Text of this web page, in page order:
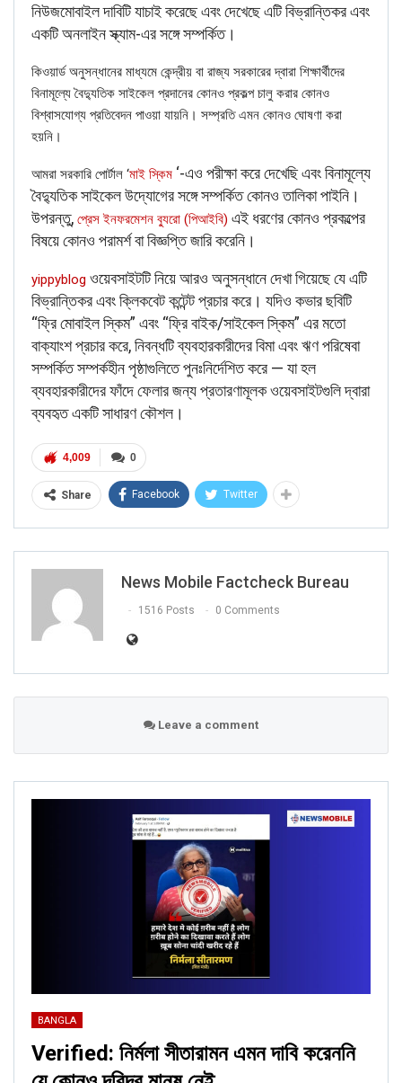
নিউজমোবাইল দাবিটি যাচাই করেছে এবং দেখেছে এটি বিভ্রান্তিকর এবং
একটি অনলাইন স্ক্যাম-‌এর সঙ্গে সম্পর্কিত।
কিওয়ার্ড অনুসন্ধানের মাধ্যমে কেন্দ্রীয় বা রাজ্য সরকারের দ্বারা শিক্ষার্থীদের
বিনামূল্যে বৈদ্যুতিক সাইকেল প্রদানের কোনও প্রকল্প চালু করার কোনও
বিশ্বাসযোগ্য প্রতিবেদন পাওয়া যায়নি। সম্প্রতি এমন কোনও ঘোষণা করা
হয়নি।
আমরা সরকারি পোর্টাল ‘মাই স্কিম ‘-এও পরীক্ষা করে দেখেছি এবং বিনামূল্যে
বৈদ্যুতিক সাইকেল উদ্যোগের সঙ্গে সম্পর্কিত কোনও তালিকা পাইনি।
উপরন্তু, প্রেস ইনফরমেশন ব্যুরো (পিআইবি) এই ধরণের কোনও প্রকল্পের
বিষয়ে কোনও পরামর্শ বা বিজ্ঞপ্তি জারি করেনি।
yippyblog ওয়েবসাইটটি নিয়ে আরও অনুসন্ধানে দেখা গিয়েছে যে এটি
বিভ্রান্তিকর এবং ক্লিকবেট কন্টেন্ট প্রচার করে। যদিও কভার ছবিটি
“ফ্রি মোবাইল স্কিম” এবং “ফ্রি বাইক/সাইকেল স্কিম” এর মতো
বাক্যাংশ প্রচার করে, নিবন্ধটি ব্যবহারকারীদের বিমা এবং ঋণ পরিষেবা
সম্পর্কিত সম্পর্কহীন পৃষ্ঠাগুলিতে পুনঃনির্দেশিত করে — যা হল
ব্যবহারকারীদের ফাঁদে ফেলার জন্য প্রতারণামূলক ওয়েবসাইটগুলি দ্বারা
ব্যবহৃত একটি সাধারণ কৌশল।
0
4,009
Share Facebook Twitter
News Mobile Factcheck Bureau
1516 Posts 0 Comments
Leave a comment
BANGLA
Verified: নির্মলা সীতারামন এমন দাবি করেননি